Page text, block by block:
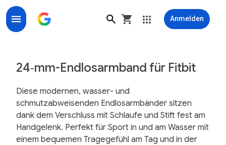
Anmelden
24‑mm-Endlosarmband für Fitbit
Diese modernen, wasser- und
schmutzabweisenden Endlosarmbänder sitzen
dank dem Verschluss mit Schlaufe und Stift fest am
Handgelenk. Perfekt für Sport in und am Wasser mit
einem bequemen Tragegefühl am Tag und in der